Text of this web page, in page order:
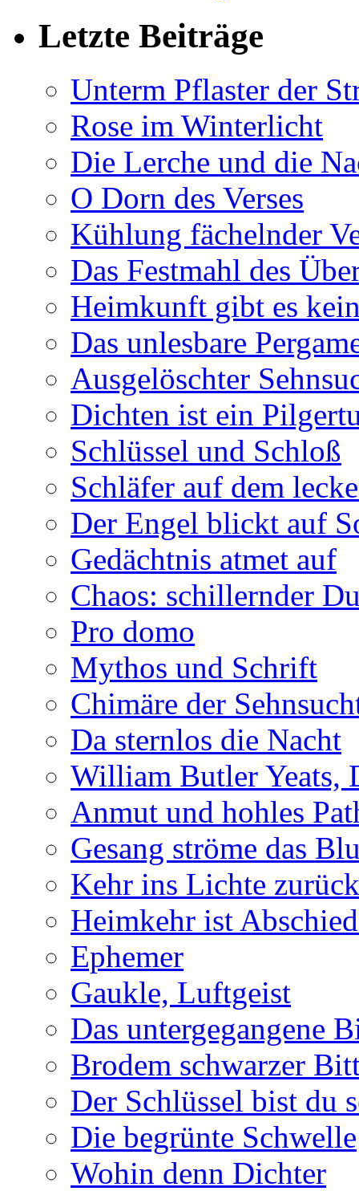
Letzte Beiträge
Unterm Pflaster der
Rose im Winterlicht
Die Lerche und die
O Dorn des Verses
Kühlung fächelnder
Das Festmahl des
Heimkunft gibt es
Das unlesbare
Ausgelöschter
Dichten ist ein
Schlüssel und Schloß
Schläfer auf dem
Der Engel blickt auf
Gedächtnis atmet auf
Chaos: schillernder
Pro domo
Mythos und Schrift
Chimäre der
Da sternlos die Nacht
William Butler Yeats,
Anmut und hohles
Gesang ströme das
Kehr ins Lichte zurück
Heimkehr ist
Ephemer
Gaukle, Luftgeist
Das untergegangene
Brodem schwarzer
Der Schlüssel bist du
Die begrünte Schwelle
Wohin denn Dichter